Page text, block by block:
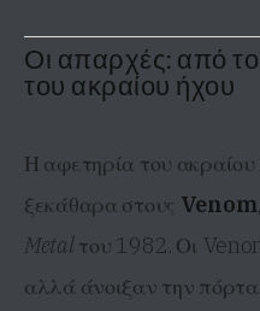
Οι απαρχές: από
του ακραίου ήχου
Η αφετηρία του ακραίου
ξεκάθαρα στους Venom
Metalτου 1982. Οι
αλλά άνοιξαν την